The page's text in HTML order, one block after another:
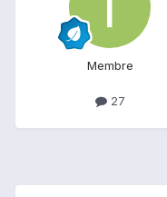
Membre
27